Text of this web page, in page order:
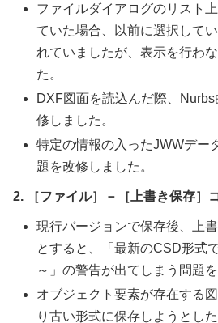
ファイルダイアログのリスト
ていた場合、以前に選択して
れていましたが、表示を行わ
た。
DXF図面を読込んだ際、
修しました。
特定の情報の入ったJWWデー
題を改修しました。
2. ［ファイル］－［上書き保存］
現行バージョンで保存後、上
とすると、「最新のCSD形式
～」の警告が出てしまう問題
オブジェクト要素が存在する
り古い形式に保存しようとし